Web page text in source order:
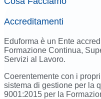
Accreditamenti
Eduforma è un Ente
Formazione Continua,
Servizi al Lavoro.
Coerentemente con i
sistema di gestione per la
9001:2015 per la